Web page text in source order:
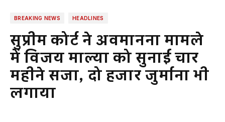
BREAKING NEWS HEADLINES
सुप्रीम कोर्ट ने अवमानना मामले
में विजय माल्या को सुनाई चार
महीने सजा, दो हजार जुर्माना भी
लगाया